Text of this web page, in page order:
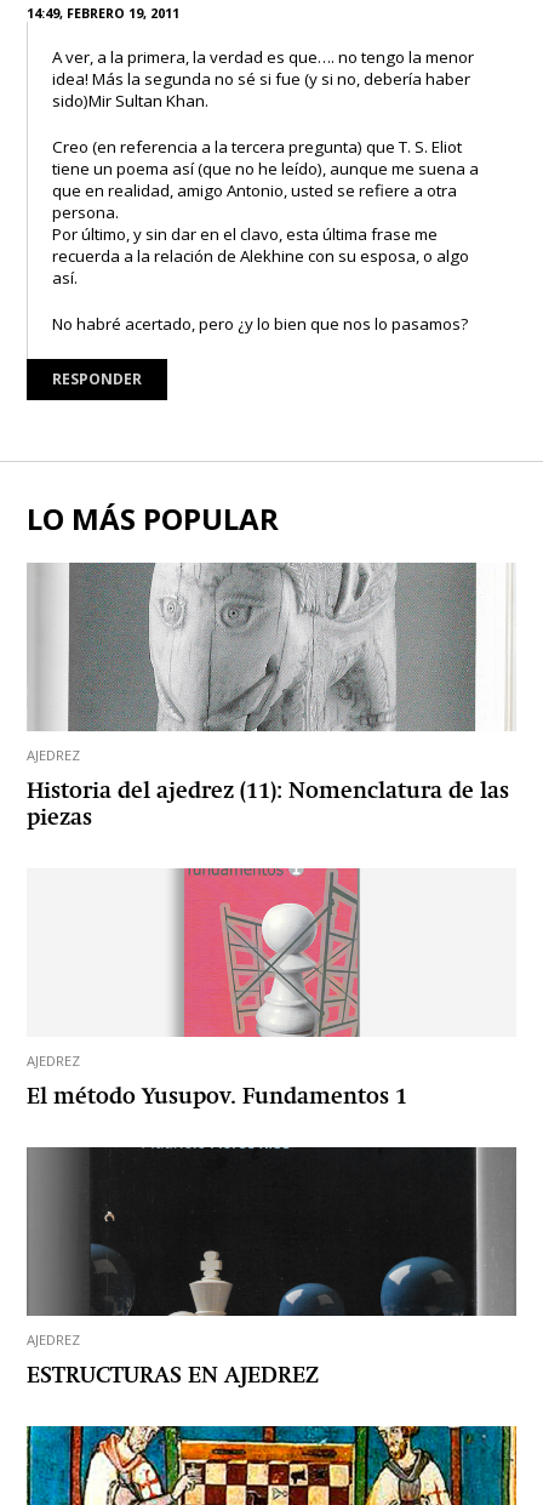
14:49, FEBRERO 19, 2011
A ver, a la primera, la verdad es que…. no tengo la menor
idea! Más la segunda no sé si fue (y si no, debería haber
sido)Mir Sultan Khan.
Creo (en referencia a la tercera pregunta) que T. S. Eliot
tiene un poema así (que no he leído), aunque me suena a
que en realidad, amigo Antonio, usted se refiere a otra
persona.
Por último, y sin dar en el clavo, esta última frase me
recuerda a la relación de Alekhine con su esposa, o algo
así.
No habré acertado, pero ¿y lo bien que nos lo pasamos?
RESPONDER
LO MÁS POPULAR
AJEDREZ
Historia del ajedrez (11): Nomenclatura de las
piezas
AJEDREZ
El método Yusupov. Fundamentos 1
AJEDREZ
ESTRUCTURAS EN AJEDREZ